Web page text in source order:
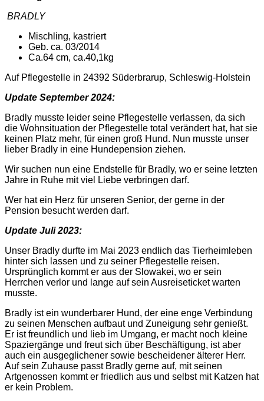
BRADLY
Mischling, kastriert
Geb. ca. 03/2014
Ca.64 cm, ca.40,1kg
Auf Pflegestelle in 24392 Süderbrarup, Schleswig-Holstein
Update September 2024:
Bradly musste leider seine Pflegestelle verlassen, da sich
die Wohnsituation der Pflegestelle total verändert hat, hat sie
keinen Platz mehr, für einen groß Hund. Nun musste unser
lieber Bradly in eine Hundepension ziehen.
Wir suchen nun eine Endstelle für Bradly, wo er seine letzten
Jahre in Ruhe mit viel Liebe verbringen darf.
Wer hat ein Herz für unseren Senior, der gerne in der
Pension besucht werden darf.
Update Juli 2023:
Unser Bradly durfte im Mai 2023 endlich das Tierheimleben
hinter sich lassen und zu seiner Pflegestelle reisen.
Ursprünglich kommt er aus der Slowakei, wo er sein
Herrchen verlor und lange auf sein Ausreiseticket warten
musste.
Bradly ist ein wunderbarer Hund, der eine enge Verbindung
zu seinen Menschen aufbaut und Zuneigung sehr genießt.
Er ist freundlich und lieb im Umgang, er macht noch kleine
Spaziergänge und freut sich über Beschäftigung, ist aber
auch ein ausgeglichener sowie bescheidener älterer Herr.
Auf sein Zuhause passt Bradly gerne auf, mit seinen
Artgenossen kommt er friedlich aus und selbst mit Katzen hat
er kein Problem.